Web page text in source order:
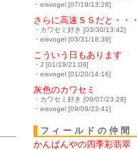
・eisvogel [07/19/13:28]
さらに高速ＳＳだと・・・
・カワセミ好き [03/30/13:42]
・eisvogel [03/31/18:39]
こういう日もあります
・J [01/19/21:09]
・eisvogel [01/20/14:16]
灰色のカワセミ
・カワセミ好き [09/07/23:29]
・eisvogel [09/09/23:41]
フィールドの仲間
かんばんやの四季彩翡翠